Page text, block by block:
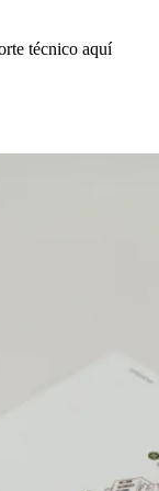
técnico aquí